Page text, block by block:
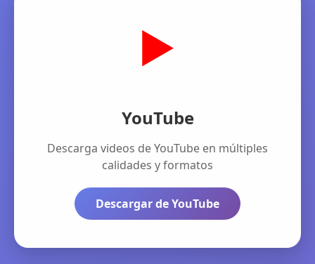
▶️
YouTube
Descarga videos de YouTube en múltiples
calidades y formatos
Descargar de YouTube